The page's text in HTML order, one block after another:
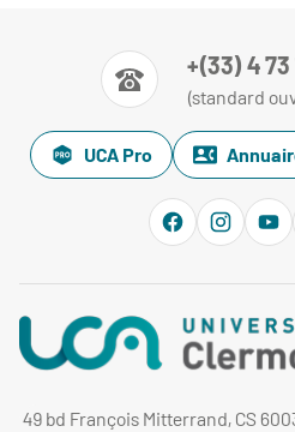
+(33) 4 73
(standard
UCA Pro
49 bd François Mitterrand, CS